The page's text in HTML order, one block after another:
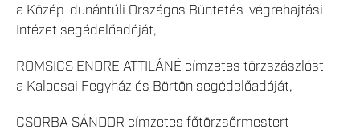
a Közép-dunántúli Országos Büntetés-végrehajtási
Intézet segédelőadóját,
ROMSICS ENDRE ATTILÁNÉ címzetes törzszászlóst
a Kalocsai Fegyház és Börtön segédelőadóját,
CSORBA SÁNDOR címzetes főtörzsőrmestert